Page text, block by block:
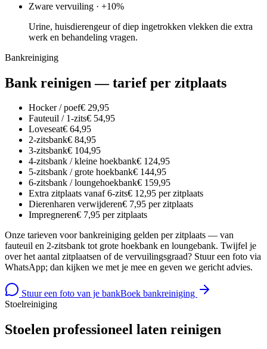
Zware vervuiling · +10%
Urine, huisdierengeur of diep ingetrokken vlekken die extra
werk en behandeling vragen.
Bankreiniging
Bank reinigen — tarief per zitplaats
Hocker / poef€ 29,95
Fauteuil / 1-zits€ 54,95
Loveseat€ 64,95
2-zitsbank€ 84,95
3-zitsbank€ 104,95
4-zitsbank / kleine hoekbank€ 124,95
5-zitsbank / grote hoekbank€ 144,95
6-zitsbank / loungehoekbank€ 159,95
Extra zitplaats vanaf 6-zits€ 12,95 per zitplaats
Dierenharen verwijderen€ 7,95 per zitplaats
Impregneren€ 7,95 per zitplaats
Onze tarieven voor bankreiniging gelden per zitplaats — van
fauteuil en 2-zitsbank tot grote hoekbank en loungebank. Twijfel je
over het aantal zitplaatsen of de vervuilingsgraad? Stuur een foto via
WhatsApp; dan kijken we met je mee en geven we gericht advies.
Stuur een foto van je bankBoek bankreiniging
Stoelreiniging
Stoelen professioneel laten reinigen